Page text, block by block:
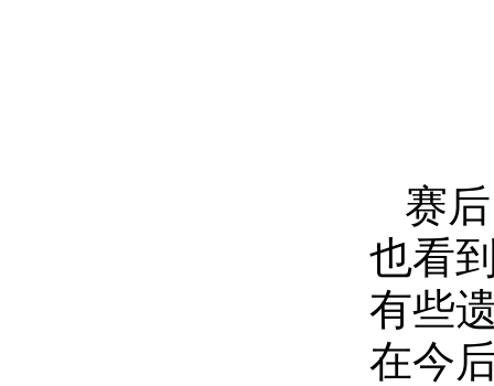
赛
也看
有些
在今